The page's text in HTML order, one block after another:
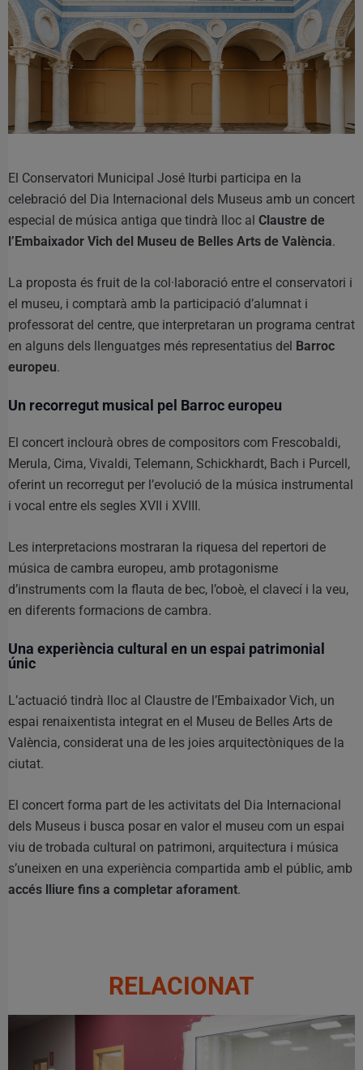
El Conservatori Municipal José Iturbi participa en la
celebració del Dia Internacional dels Museus amb un concert
especial de música antiga que tindrà lloc al Claustre de
l’Embaixador Vich del Museu de Belles Arts de València.
La proposta és fruit de la col·laboració entre el conservatori i
el museu, i comptarà amb la participació d’alumnat i
professorat del centre, que interpretaran un programa centrat
en alguns dels llenguatges més representatius del Barroc
europeu.
Un recorregut musical pel Barroc europeu
El concert inclourà obres de compositors com Frescobaldi,
Merula, Cima, Vivaldi, Telemann, Schickhardt, Bach i Purcell,
oferint un recorregut per l’evolució de la música instrumental
i vocal entre els segles XVII i XVIII.
Les interpretacions mostraran la riquesa del repertori de
música de cambra europeu, amb protagonisme
d’instruments com la flauta de bec, l’oboè, el clavecí i la veu,
en diferents formacions de cambra.
Una experiència cultural en un espai patrimonial
únic
L’actuació tindrà lloc al Claustre de l’Embaixador Vich, un
espai renaixentista integrat en el Museu de Belles Arts de
València, considerat una de les joies arquitectòniques de la
ciutat.
El concert forma part de les activitats del Dia Internacional
dels Museus i busca posar en valor el museu com un espai
viu de trobada cultural on patrimoni, arquitectura i música
s’uneixen en una experiència compartida amb el públic, amb
accés lliure fins a completar aforament.
RELACIONAT